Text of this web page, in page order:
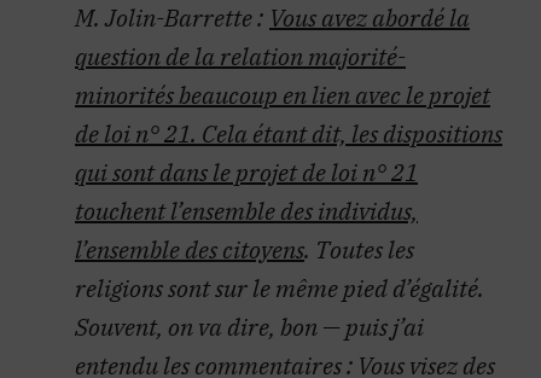
M. Jolin-Barrette : Vous avez abordé la
question de la relation majorité-
minorités beaucoup en lien avec le projet
de loi n° 21. Cela étant dit, les dispositions
qui sont dans le projet de loi n° 21
touchent l’ensemble des individus,
l’ensemble des citoyens. Toutes les
religions sont sur le même pied d’égalité.
Souvent, on va dire, bon — puis j’ai
entendu les commentaires : Vous visez des